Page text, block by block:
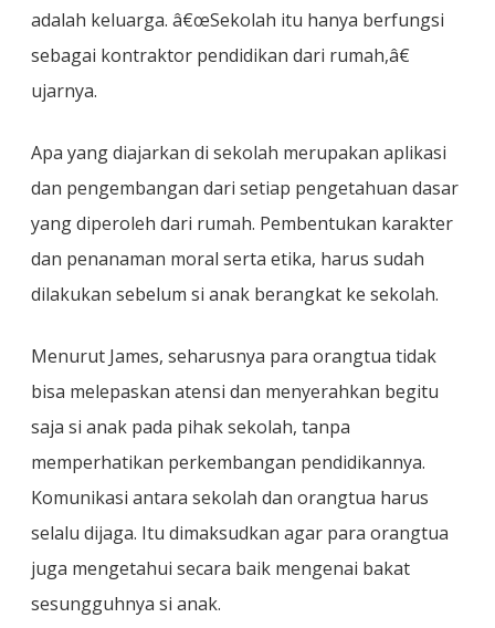
adalah keluarga. â€œSekolah itu hanya berfungsi
sebagai kontraktor pendidikan dari rumah,â€
ujarnya.
Apa yang diajarkan di sekolah merupakan aplikasi
dan pengembangan dari setiap pengetahuan dasar
yang diperoleh dari rumah. Pembentukan karakter
dan penanaman moral serta etika, harus sudah
dilakukan sebelum si anak berangkat ke sekolah.
Menurut James, seharusnya para orangtua tidak
bisa melepaskan atensi dan menyerahkan begitu
saja si anak pada pihak sekolah, tanpa
memperhatikan perkembangan pendidikannya.
Komunikasi antara sekolah dan orangtua harus
selalu dijaga. Itu dimaksudkan agar para orangtua
juga mengetahui secara baik mengenai bakat
sesungguhnya si anak.